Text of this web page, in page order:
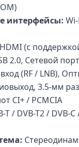
интерфейсы:
(с
2.0, Сетевой
(RF / LNB),
3.5-мм
CI+ / PCMCIA
T / DVB-T2 / DVB-